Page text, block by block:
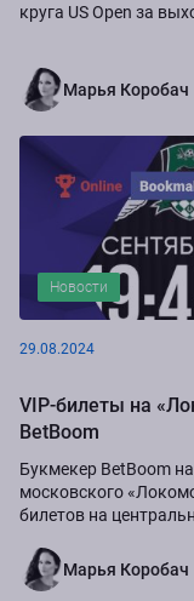
круга US Open за
Марья Коробач
Новости
29.08.2024
VIP-билеты на
BetBoom
Букмекер BetBoom
московского
билетов на
Марья Коробач